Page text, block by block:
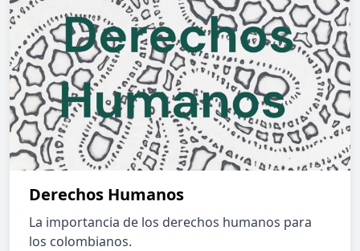
Derechos Humanos
La importancia de los derechos humanos para
los colombianos.